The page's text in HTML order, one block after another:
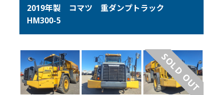
2019年製 コマツ 重ダンプトラック
HM300-5
SOLD OUT